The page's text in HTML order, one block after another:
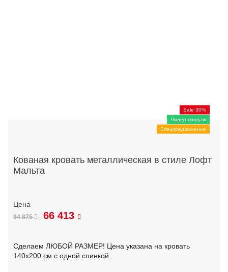
Sale 30%
Лидер продаж
Спецпредложение
Кованая кровать металлическая в стиле Лофт
Мальта
94 875 66 413
Сделаем ЛЮБОЙ РАЗМЕР! Цена указана на кровать
140х200 см с одной спинкой.